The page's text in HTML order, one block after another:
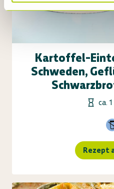
Kartoffel-
Schweden,
ca.
Rezept